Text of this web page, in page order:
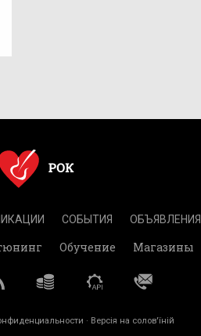
СОБЫТИЯ ОБЪЯВЛЕНИЯ
Обучение Магазины
· Версія на солов'їній